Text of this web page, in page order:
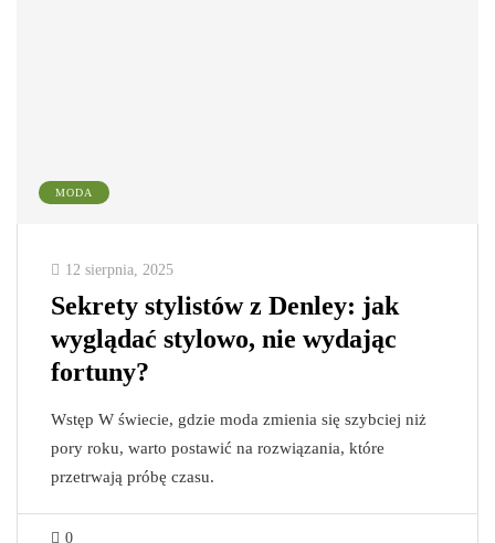
MODA
12 sierpnia, 2025
Sekrety stylistów z Denley: jak
wyglądać stylowo, nie wydając
fortuny?
Wstęp W świecie, gdzie moda zmienia się szybciej niż
pory roku, warto postawić na rozwiązania, które
przetrwają próbę czasu.
0